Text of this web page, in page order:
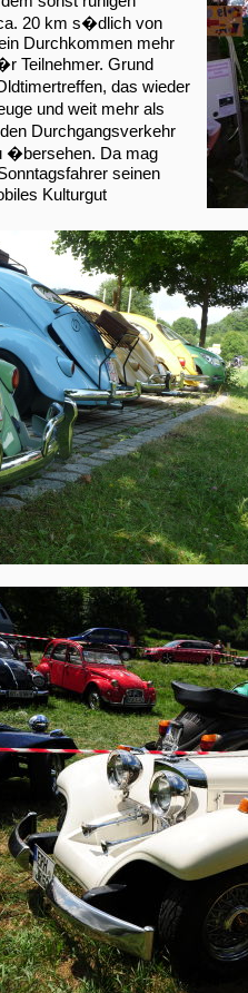
20 km s�dlich von
Durchkommen mehr
Teilnehmer. Grund
das wieder
und weit mehr als
Durchgangsverkehr
�bersehen. Da mag
seinen
Kulturgut